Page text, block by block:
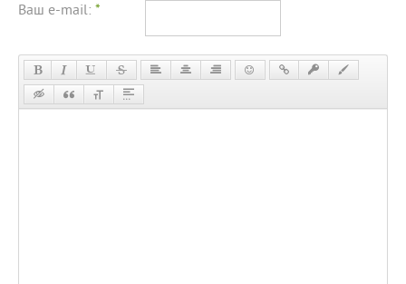
Ваш e-mail: *